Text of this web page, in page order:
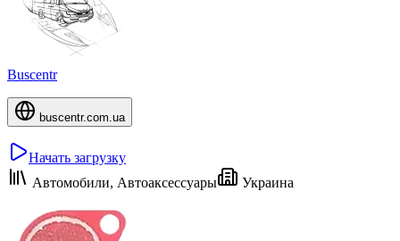
Buscentr
buscentr.com.ua
Начать загрузку
Автомобили, Автоаксессуары
Украина